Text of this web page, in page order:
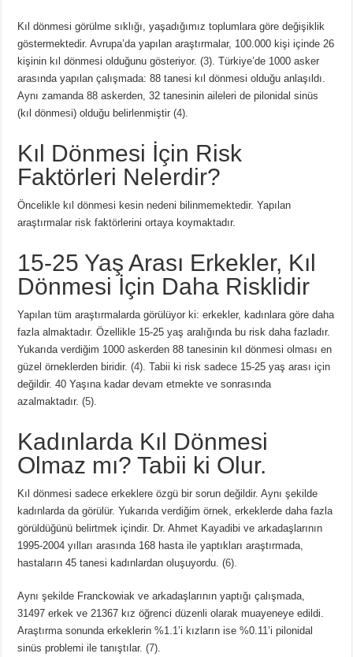
Kıl dönmesi görülme sıklığı, yaşadığımız toplumlara göre değişiklik
göstermektedir. Avrupa’da yapılan araştırmalar, 100.000 kişi içinde 26
kişinin kıl dönmesi olduğunu gösteriyor. (3). Türkiye’de 1000 asker
arasında yapılan çalışmada: 88 tanesi kıl dönmesi olduğu anlaşıldı.
Aynı zamanda 88 askerden, 32 tanesinin aileleri de pilonidal sinüs
(kıl dönmesi) olduğu belirlenmiştir (4).
Kıl Dönmesi İçin Risk
Faktörleri Nelerdir?
Öncelikle kıl dönmesi kesin nedeni bilinmemektedir. Yapılan
araştırmalar risk faktörlerini ortaya koymaktadır.
15-25 Yaş Arası Erkekler, Kıl
Dönmesi İçin Daha Risklidir
Yapılan tüm araştırmalarda görülüyor ki: erkekler, kadınlara göre daha
fazla almaktadır. Özellikle 15-25 yaş aralığında bu risk daha fazladır.
Yukarıda verdiğim 1000 askerden 88 tanesinin kıl dönmesi olması en
güzel örneklerden biridir. (4). Tabii ki risk sadece 15-25 yaş arası için
değildir. 40 Yaşına kadar devam etmekte ve sonrasında
azalmaktadır. (5).
Kadınlarda Kıl Dönmesi
Olmaz mı? Tabii ki Olur.
Kıl dönmesi sadece erkeklere özgü bir sorun değildir. Aynı şekilde
kadınlarda da görülür. Yukarıda verdiğim örnek, erkeklerde daha fazla
görüldüğünü belirtmek içindir. Dr. Ahmet Kayadibi ve arkadaşlarının
1995-2004 yılları arasında 168 hasta ile yaptıkları araştırmada,
hastaların 45 tanesi kadınlardan oluşuyordu. (6).
Aynı şekilde Franckowiak ve arkadaşlarının yaptığı çalışmada,
31497 erkek ve 21367 kız öğrenci düzenli olarak muayeneye edildi.
Araştırma sonunda erkeklerin %1.1’i kızların ise %0.11’i pilonidal
sinüs problemi ile tanıştılar. (7).